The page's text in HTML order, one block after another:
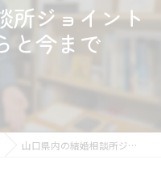
所ジョイント
と今まで
山口県内の結婚相談所ジョイント企画・これからと今まで